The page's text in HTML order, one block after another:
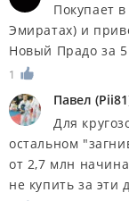
Покупает
Эмиратах) и
Новый Прадо за
1
Павел (Pii81
Для
остальном
от 2,7 млн
не купить за эти